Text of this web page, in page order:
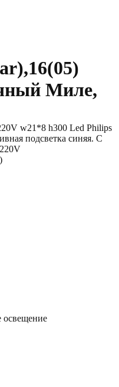
Миле,
w21*8 h300 Led Philips
подсветка синяя. С
освещение